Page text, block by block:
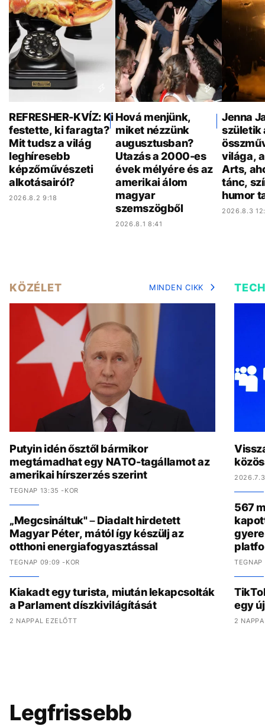
REFRESHER-KVÍZ: Ki
festette, ki faragta?
Mit tudsz a világ
leghíresebb
képzőművészeti
alkotásairól?
2026.8.2 9:18
Hová menjünk,
miket nézzünk
augusztusban?
Utazás a 2000-es
évek mélyére és az
amerikai álom
magyar
szemszögből
2026.8.1 8:41
Jenna
születik
világa,
Arts,
tánc,
humor
2026.8.3
KÖZÉLET MINDEN CIKK
Putyin idén ősztől bármikor
megtámadhat egy NATO-tagállamot az
amerikai hírszerzés szerint
TEGNAP 13:35 -KOR
„Megcsináltuk" – Diadalt hirdetett
Magyar Péter, mától így készülj az
otthoni energiafogyasztással
TEGNAP 09:09 -KOR
Kiakadt egy turista, miután lekapcsolták
a Parlament díszkivilágítását
2 NAPPAL EZELŐTT
567
TEGNAP
egy
2
Legfrissebb